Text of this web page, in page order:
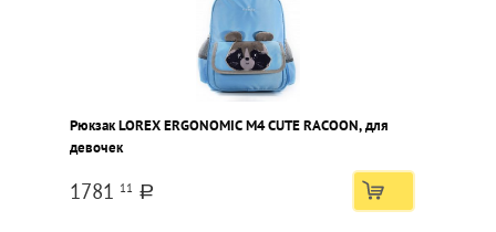
Рюкзак LOREX ERGONOMIC M4 CUTE RACOON, для
девочек
1781 11 a